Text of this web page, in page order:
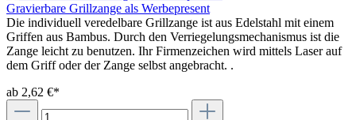
Gravierbare Grillzange als Werbepresent
Die individuell veredelbare Grillzange ist aus Edelstahl mit einem
Griffen aus Bambus. Durch den Verriegelungsmechanismus ist die
Zange leicht zu benutzen. Ihr Firmenzeichen wird mittels Laser auf
dem Griff oder der Zange selbst angebracht. .
ab 2,62 €*